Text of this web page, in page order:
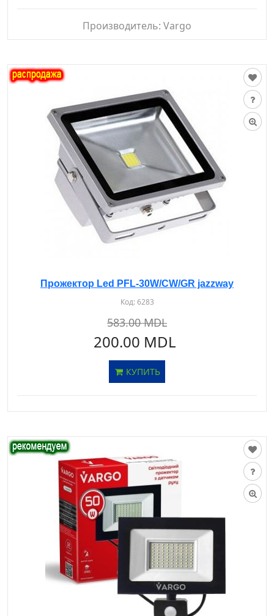
Производитель: Vargo
Прожектор Led PFL-30W/CW/GR jazzway
Код:6283
583.00 MDL
200.00 MDL
КУПИТЬ